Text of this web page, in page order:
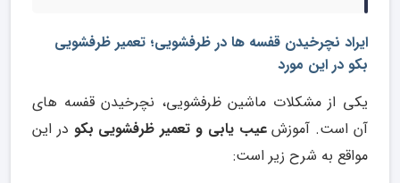
ایراد نچرخیدن قفسه ها در ظرفشویی؛ تعمیر ظرفشویی
بکو در این مورد
یکی از مشکلات ماشین ظرفشویی، نچرخیدن قفسه های
آن است. آموزشعیب یابی و تعمیر ظرفشویی بکو در این
مواقع به شرح زیر است: